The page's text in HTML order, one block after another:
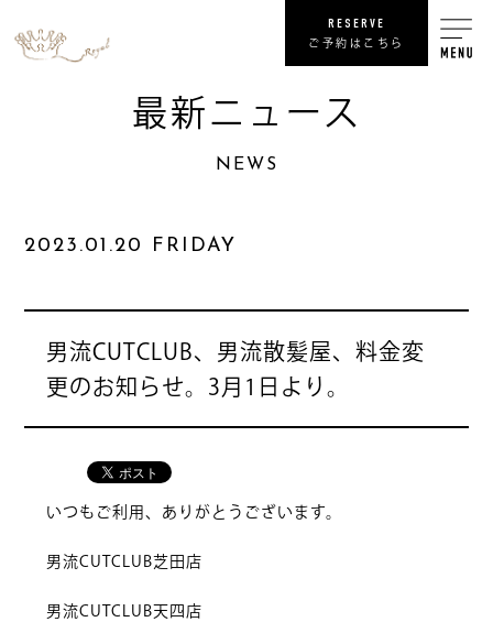
RESERVE
ご予約はこちら
RECRUIT
NEWS
SITE MAP
最新ニュース
NEWS
2023.01.20 FRIDAY
男流CUTCLUB、男流散髪屋、料金変
更のお知らせ。3月1日より。
いつもご利用、ありがとうございます。
男流CUTCLUB芝田店
男流CUTCLUB天四店